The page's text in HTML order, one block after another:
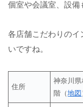
個室や会議室、設備
各店舗こだわりのイ
いですね。
住所
神奈川
階（地図